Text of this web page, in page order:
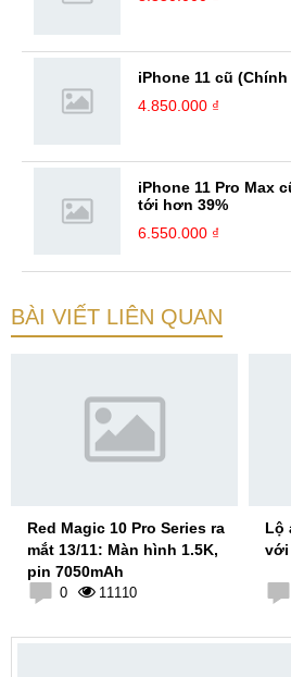
iPhone 11 cũ
4.850.000 ₫
iPhone 11 Pro Max
tới hơn 39%
6.550.000 ₫
BÀI VIẾT LIÊN QUAN
Red Magic 10 Pro Series ra
mắt 13/11: Màn hình 1.5K,
pin 7050mAh
0 11110
Lộ
với